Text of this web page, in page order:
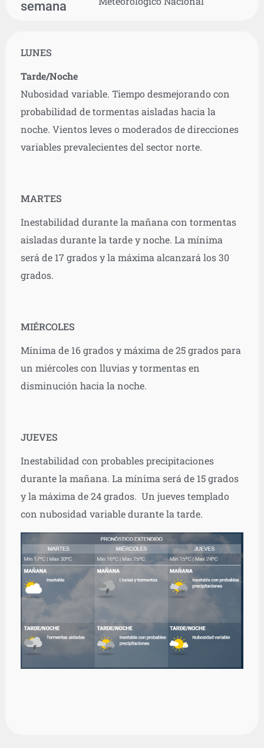
semana
LUNES
Tarde/Noche
Nubosidad variable. Tiempo desmejorando con
probabilidad de tormentas aisladas hacia la
noche. Vientos leves o moderados de direcciones
variables prevalecientes del sector norte.
MARTES
Inestabilidad durante la mañana con tormentas
aisladas durante la tarde y noche. La mínima
será de 17 grados y la máxima alcanzará los 30
grados.
MIÉRCOLES
Mínima de 16 grados y máxima de 25 grados para
un miércoles con lluvias y tormentas en
disminución hacia la noche.
JUEVES
Inestabilidad con probables precipitaciones
durante la mañana. La mínima será de 15 grados
y la máxima de 24 grados. Un jueves templado
con nubosidad variable durante la tarde.